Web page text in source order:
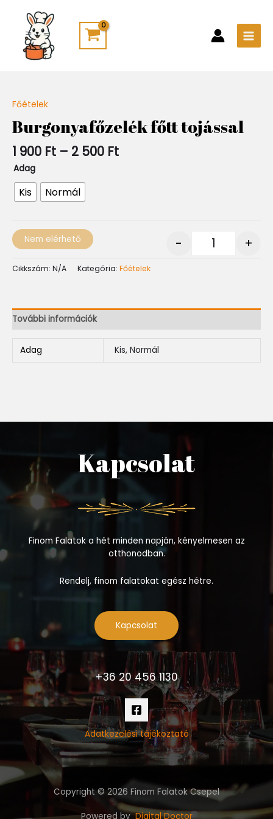
content
Főételek
Burgonyafőzelék főtt tojással
1 900 Ft – 2 500 Ft
900 Ft
-
2
Adag
Kis Normál
- +
Nem elérhető
Cikkszám: N/A Kategória: Főételek
További információk
Adag Kis, Normál
Kapcsolat
Finom Falatok a hét minden napján, kényelmesen az
otthonodban.
Rendelj, finom falatokat egész hétre.
Kapcsolat
+36 20 456 1130
Adatkezelési tájékoztató
Copyright © 2026 Finom Falatok Csepel
Powered byDigital Doctor